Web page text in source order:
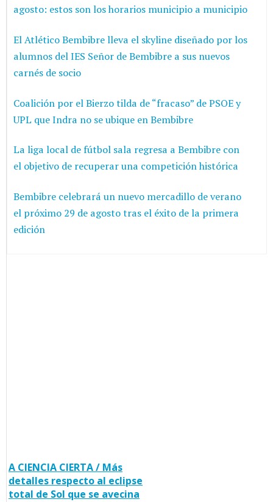
agosto: estos son los horarios municipio a municipio
El Atlético Bembibre lleva el skyline diseñado por los
alumnos del IES Señor de Bembibre a sus nuevos
carnés de socio
Coalición por el Bierzo tilda de “fracaso” de PSOE y
UPL que Indra no se ubique en Bembibre
La liga local de fútbol sala regresa a Bembibre con
el objetivo de recuperar una competición histórica
Bembibre celebrará un nuevo mercadillo de verano
el próximo 29 de agosto tras el éxito de la primera
edición
A CIENCIA CIERTA / Más
detalles respecto al eclipse
total de Sol que se avecina